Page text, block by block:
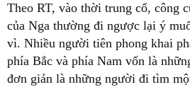
Theo RT, vào thời trung cổ, công
của Nga thường đi ngược lại ý
vì. Nhiều người tiên phong khai
phía Bắc và phía Nam vốn là
đơn giản là những người đi tìm